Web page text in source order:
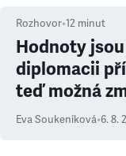
Rozhovor•12 minut
Hodnoty
diplomacii
teď možná
Eva Soukeníková•6. 8.